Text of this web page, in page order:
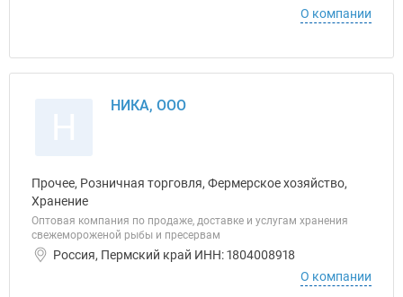
О компании
НИКА, ООО
Прочее, Розничная торговля, Фермерское хозяйство,
Хранение
Оптовая компания по продаже, доставке и услугам хранения
свежемороженой рыбы и пресервам
Россия, Пермский край ИНН: 1804008918
О компании